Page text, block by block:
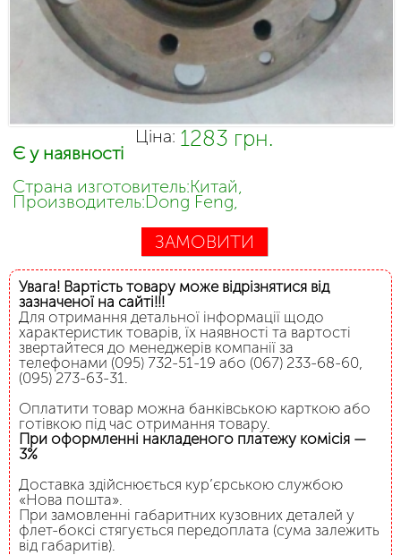
Ціна: 1283 грн.
Є у наявності
Страна изготовитель:Китай,
Производитель:Dong Feng,
ЗАМОВИТИ
Увага! Вартість товару може відрізнятися від
зазначеної на сайті!!!
Для отримання детальної інформації щодо
характеристик товарів, їх наявності та вартості
звертайтеся до менеджерів компанії за
телефонами (095) 732-51-19 або (067) 233-68-60,
(095) 273-63-31.
Оплатити товар можна банківською карткою або
готівкою під час отримання товару.
При оформленні накладеного платежу комісія —
3%
Доставка здійснюється кур’єрською службою
«Нова пошта».
При замовленні габаритних кузовних деталей у
флет-боксі стягується передоплата (сума залежить
від габаритів).